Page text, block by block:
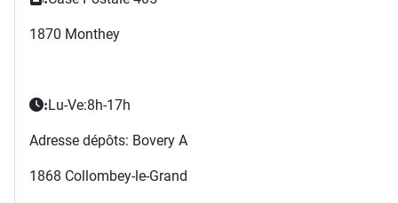
1870 Monthey
:Lu-Ve:8h-17h
Adresse dépôts: Bovery A
1868 Collombey-le-Grand